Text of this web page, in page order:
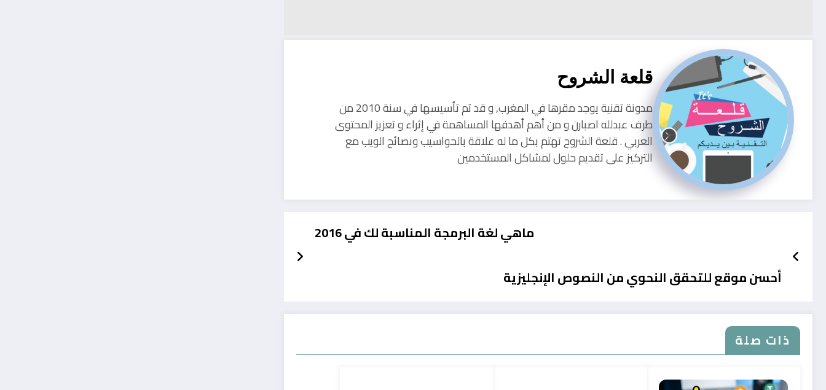
قلعة الشروح
مدونة تقنية يوجد مقرها في المغرب, و قد تم تأسيسها في سنة 2010 من
طرف عبدلله اصبارن و من أهم أهدفها المساهمة في إثراء و تعزيز المحتوى
العربي . قلعة الشروح تهتم بكل ما له علاقة بالحواسيب ونصائح الويب مع
التركيز على تقديم حلول لمشاكل المستخدمين
ماهي لغة البرمجة المناسبة لك في 2016
أحسن موقع للتحقق النحوي من النصوص الإنجليزية
ذات صلة